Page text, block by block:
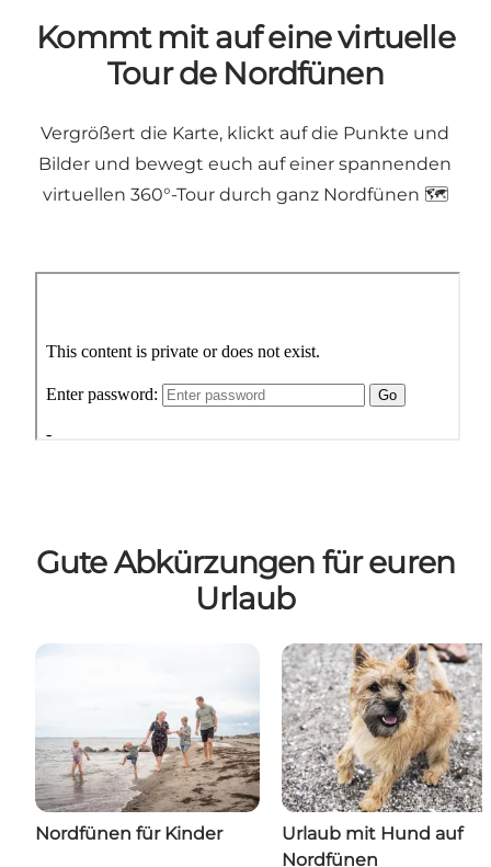
Kommt mit auf eine virtuelle
Tour de Nordfünen
Vergrößert die Karte, klickt auf die Punkte und
Bilder und bewegt euch auf einer spannenden
virtuellen 360°-Tour durch ganz Nordfünen 🗺️
Gute Abkürzungen für euren
Urlaub
Nordfünen für Kinder
Urlaub mit Hund auf
Nordfünen